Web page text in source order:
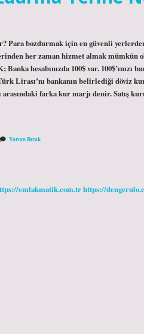
Para bozdurmak için en güvenli
her zaman hizmet almak mümkün
hesabınızda 100$ var.
Lirası’nı bankanın belirlediği döviz
arasındaki farka kur marjı denir. Satış
Yorum Bırak
emlakmatik.com.trhttps://